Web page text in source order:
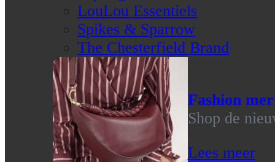
LouLou Essentiels
Spikes & Sparrow
The Chesterfield Brand
Fashion
Shop de
Lees meer